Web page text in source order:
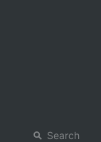
Search